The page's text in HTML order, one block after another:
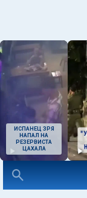
ИСПАНЕЦ ЗРЯ
НАПАЛ НА
РЕЗЕРВИСТА
ЦАХАЛА